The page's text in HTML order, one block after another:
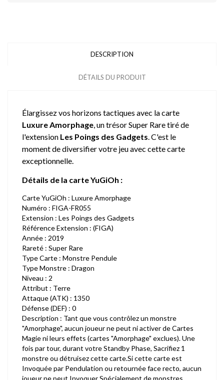
DESCRIPTION
DÉTAILS DU PRODUIT
Élargissez vos horizons tactiques avec la carte
Luxure Amorphage, un trésor Super Rare tiré de
l'extension Les Poings des Gadgets. C'est le
moment de diversifier votre jeu avec cette carte
exceptionnelle.
Détails de la carte YuGiOh :
Carte YuGiOh : Luxure Amorphage
Numéro : FIGA-FR055
Extension : Les Poings des Gadgets
Référence Extension : (FIGA)
Année : 2019
Rareté : Super Rare
Type Carte : Monstre Pendule
Type Monstre : Dragon
Niveau : 2
Attribut : Terre
Attaque (ATK) : 1350
Défense (DEF) : 0
Description : Tant que vous contrôlez un monstre
"Amorphage", aucun joueur ne peut ni activer de Cartes
Magie ni leurs effets (cartes "Amorphage" exclues). Une
fois par tour, durant votre Standby Phase, Sacrifiez 1
monstre ou détruisez cette carte.Si cette carte est
Invoquée par Pendulation ou retournée face recto, aucun
joueur ne peut Invoquer Spécialement de monstres